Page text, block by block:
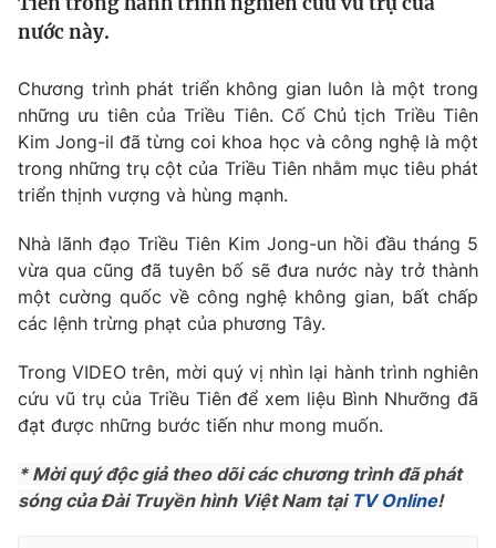
Tin tức
Thế giới đó đây
Câu chuyện quốc tế
Tài chính
Thị trường
Góc doanh nghiệp
Dữ liệu và đời sống
Truyền hình
Phim VTV
Hậu trường
Nhân vật
Khán giả
Giải sao mai
Giải trí
Điện ảnh
Sao
Đời sống
Du lịch
Làm đẹp
Giáo dục
Tuyển sinh
Học trực tuyến
Hitech Công nghệ tương lai
Giao lưu trực tuyến
nước này.
Chương trình phát triển không gian luôn là một trong
những ưu tiên của Triều Tiên. Cố Chủ tịch Triều Tiên
Kim Jong-il đã từng coi khoa học và công nghệ là một
trong những trụ cột của Triều Tiên nhằm mục tiêu phát
triển thịnh vượng và hùng mạnh.
Nhà lãnh đạo Triều Tiên Kim Jong-un hồi đầu tháng 5
vừa qua cũng đã tuyên bố sẽ đưa nước này trở thành
một cường quốc về công nghệ không gian, bất chấp
các lệnh trừng phạt của phương Tây.
Trong VIDEO trên, mời quý vị nhìn lại hành trình nghiên
cứu vũ trụ của Triều Tiên để xem liệu Bình Nhưỡng đã
đạt được những bước tiến như mong muốn.
* Mời quý độc giả theo dõi các chương trình đã phát
sóng của Đài Truyền hình Việt Nam tại TV Online!